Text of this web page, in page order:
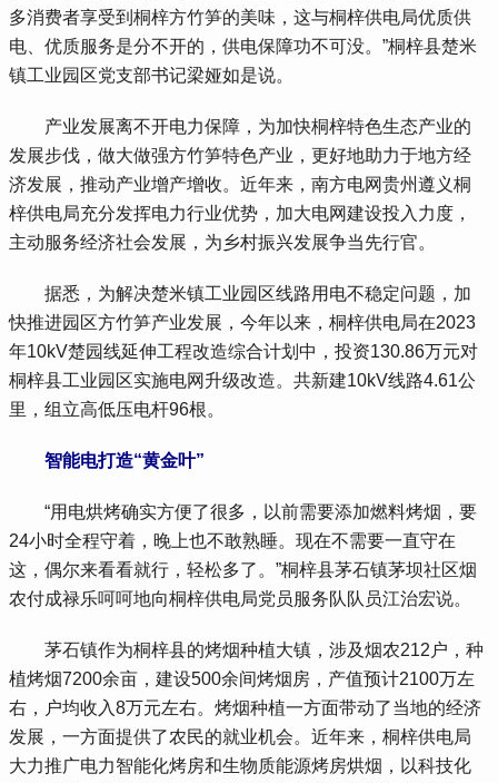
多消费者享受到桐梓方竹笋的美味，这与桐梓供电局优质供
电、优质服务是分不开的，供电保障功不可没。”桐梓县楚米
镇工业园区党支部书记梁娅如是说。
产业发展离不开电力保障，为加快桐梓特色生态产业的
发展步伐，做大做强方竹笋特色产业，更好地助力于地方经
济发展，推动产业增产增收。近年来，南方电网贵州遵义桐
梓供电局充分发挥电力行业优势，加大电网建设投入力度，
主动服务经济社会发展，为乡村振兴发展争当先行官。
据悉，为解决楚米镇工业园区线路用电不稳定问题，加
快推进园区方竹笋产业发展，今年以来，桐梓供电局在2023
年10kV楚园线延伸工程改造综合计划中，投资130.86万元对
桐梓县工业园区实施电网升级改造。共新建10kV线路4.61公
里，组立高低压电杆96根。
智能电打造“黄金叶”
“用电烘烤确实方便了很多，以前需要添加燃料烤烟，要
24小时全程守着，晚上也不敢熟睡。现在不需要一直守在
这，偶尔来看看就行，轻松多了。”桐梓县茅石镇茅坝社区烟
农付成禄乐呵呵地向桐梓供电局党员服务队队员江治宏说。
茅石镇作为桐梓县的烤烟种植大镇，涉及烟农212户，种
植烤烟7200余亩，建设500余间烤烟房，产值预计2100万左
右，户均收入8万元左右。烤烟种植一方面带动了当地的经济
发展，一方面提供了农民的就业机会。近年来，桐梓供电局
大力推广电力智能化烤房和生物质能源烤房烘烟，以科技化